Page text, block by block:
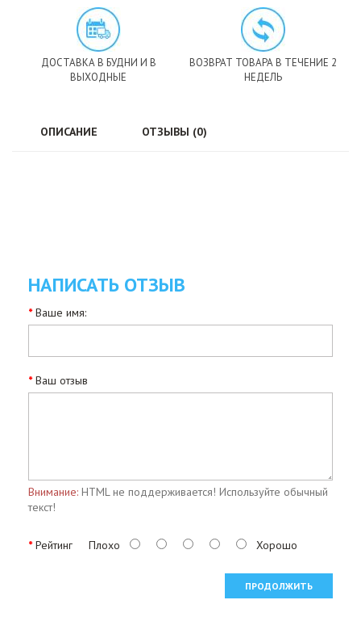
ДОСТАВКА В БУДНИ И В
ВЫХОДНЫЕ
ВОЗВРАТ ТОВАРА В ТЕЧЕНИЕ 2
НЕДЕЛЬ
ОПИСАНИЕ ОТЗЫВЫ (0)
НАПИСАТЬ ОТЗЫВ
Ваше имя:
Ваш отзыв
Внимание: HTML не поддерживается! Используйте обычный
текст!
Рейтинг Плохо Хорошо
ПРОДОЛЖИТЬ